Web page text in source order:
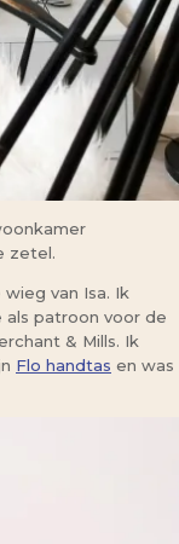
zetel.
van Isa. Ik
patroon voor de
& Mills. Ik
Flo handtas en was